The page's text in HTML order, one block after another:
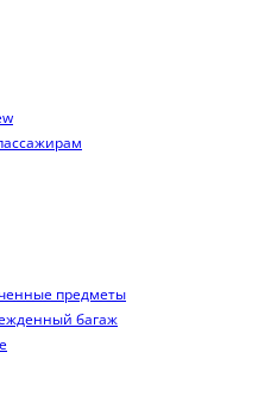
предметы
багаж